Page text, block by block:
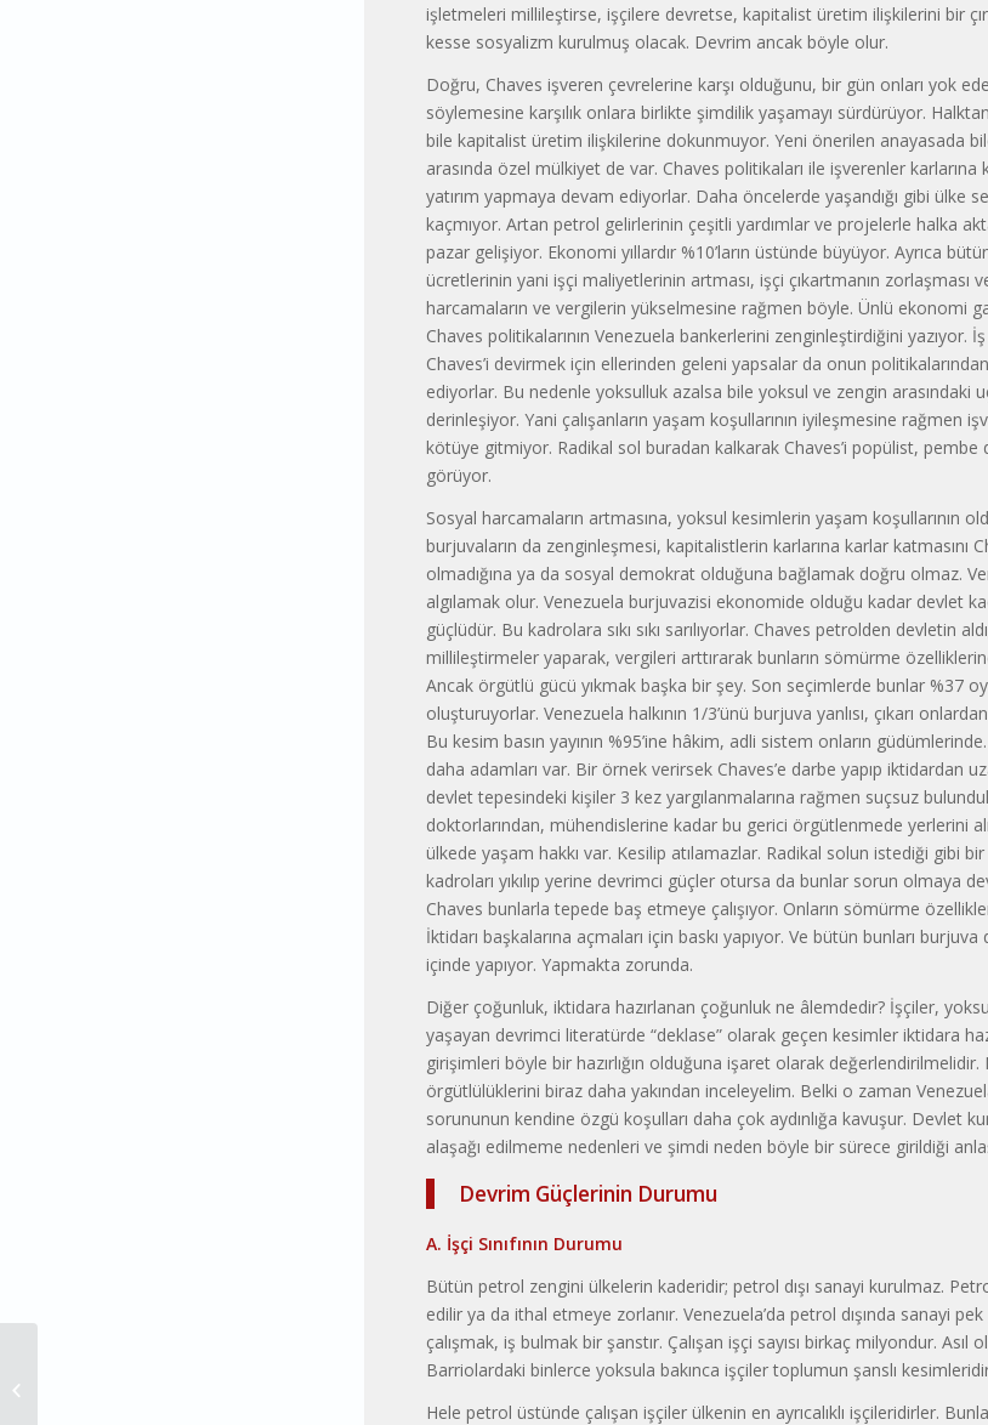
işletmeleri millileştirse, işçilere devretse, kapitalist üretim ilişkilerini bir
kesse sosyalizm kurulmuş olacak. Devrim ancak böyle olur.
Doğru, Chaves işveren çevrelerine karşı olduğunu, bir gün onları yok
söylemesine karşılık onlara birlikte şimdilik yaşamayı sürdürüyor.
bile kapitalist üretim ilişkilerine dokunmuyor. Yeni önerilen anayasada
arasında özel mülkiyet de var. Chaves politikaları ile işverenler karlarına
yatırım yapmaya devam ediyorlar. Daha öncelerde yaşandığı gibi ülke
kaçmıyor. Artan petrol gelirlerinin çeşitli yardımlar ve projelerle halka
pazar gelişiyor. Ekonomi yıllardır %10’ların üstünde büyüyor. Ayrıca
ücretlerinin yani işçi maliyetlerinin artması, işçi çıkartmanın zorlaşması
harcamaların ve vergilerin yükselmesine rağmen böyle. Ünlü ekonomi
Chaves politikalarının Venezuela bankerlerini zenginleştirdiğini yazıyor.
Chaves’i devirmek için ellerinden geleni yapsalar da onun
ediyorlar. Bu nedenle yoksulluk azalsa bile yoksul ve zengin arasındaki
derinleşiyor. Yani çalışanların yaşam koşullarının iyileşmesine rağmen
kötüye gitmiyor. Radikal sol buradan kalkarak Chaves’i popülist,
görüyor.
Sosyal harcamaların artmasına, yoksul kesimlerin yaşam koşullarının
burjuvaların da zenginleşmesi, kapitalistlerin karlarına karlar katmasını
olmadığına ya da sosyal demokrat olduğuna bağlamak doğru olmaz.
algılamak olur. Venezuela burjuvazisi ekonomide olduğu kadar devlet
güçlüdür. Bu kadrolara sıkı sıkı sarılıyorlar. Chaves petrolden devletin
millileştirmeler yaparak, vergileri arttırarak bunların sömürme
Ancak örgütlü gücü yıkmak başka bir şey. Son seçimlerde bunlar %37
oluşturuyorlar. Venezuela halkının 1/3’ünü burjuva yanlısı, çıkarı
Bu kesim basın yayının %95’ine hâkim, adli sistem onların
daha adamları var. Bir örnek verirsek Chaves’e darbe yapıp iktidardan
devlet tepesindeki kişiler 3 kez yargılanmalarına rağmen suçsuz
doktorlarından, mühendislerine kadar bu gerici örgütlenmede yerlerini
ülkede yaşam hakkı var. Kesilip atılamazlar. Radikal solun istediği gibi
kadroları yıkılıp yerine devrimci güçler otursa da bunlar sorun olmaya
Chaves bunlarla tepede baş etmeye çalışıyor. Onların sömürme
İktidarı başkalarına açmaları için baskı yapıyor. Ve bütün bunları
içinde yapıyor. Yapmakta zorunda.
Diğer çoğunluk, iktidara hazırlanan çoğunluk ne âlemdedir? İşçiler,
yaşayan devrimci literatürde “deklase” olarak geçen kesimler iktidara
girişimleri böyle bir hazırlığın olduğuna işaret olarak değerlendirilmelidir.
örgütlülüklerini biraz daha yakından inceleyelim. Belki o zaman
sorununun kendine özgü koşulları daha çok aydınlığa kavuşur. Devlet
alaşağı edilmeme nedenleri ve şimdi neden böyle bir sürece girildiği
Devrim Güçlerinin Durumu
A. İşçi Sınıfının Durumu
Bütün petrol zengini ülkelerin kaderidir; petrol dışı sanayi kurulmaz.
edilir ya da ithal etmeye zorlanır. Venezuela’da petrol dışında sanayi
çalışmak, iş bulmak bir şanstır. Çalışan işçi sayısı birkaç milyondur. Asıl
Barriolardaki binlerce yoksula bakınca işçiler toplumun şanslı
Hele petrol üstünde çalışan işçiler ülkenin en ayrıcalıklı işçileridirler.